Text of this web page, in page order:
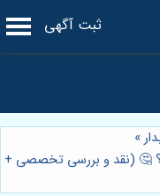
ثبت آگهی
»
نه؟ 🤔 (نقد و بررسی تخصصی +